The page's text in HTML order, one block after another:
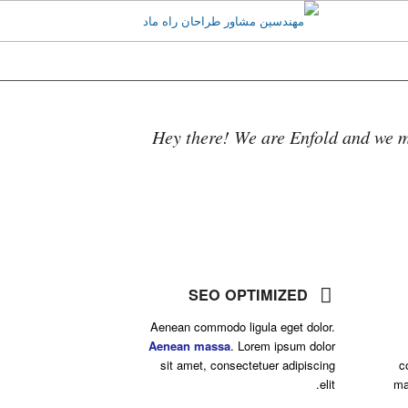
Hey there! We are Enfold and we
SEO OPTIMIZED
Aenean commodo ligula eget dolor.
Aenean massa. Lorem ipsum dolor
sit amet, consectetuer adipiscing
elit.